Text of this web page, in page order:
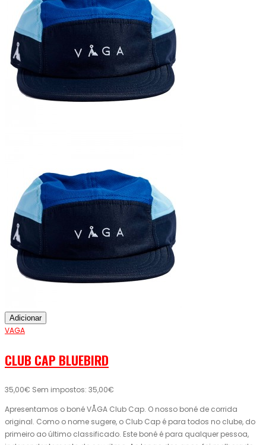
Adicionar
VAGA
CLUB CAP BLUEBIRD
35,00€ Sem impostos: 35,00€
Apresentamos o boné VÅGA Club Cap. O nosso boné de corrida
original. Como o nome sugere, o Club Cap é para todos no clube, do
primeiro ao último classificado. Este boné é para qualquer pessoa,